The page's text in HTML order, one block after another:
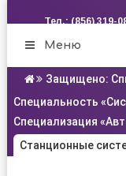
Тел.: (856) 319-
Меню
Защищено:
Специальность
Специализация
Станционные